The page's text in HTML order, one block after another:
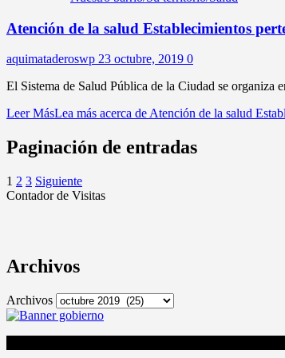
Atención de la salud Establecimientos
aquimataderoswp 23 octubre, 2019 0
El Sistema de Salud Pública de la Ciudad se organiza
Leer MásLea más acerca de Atención de la salud
Paginación de entradas
1 2 3 Siguiente
Contador de Visitas
Archivos
Archivos